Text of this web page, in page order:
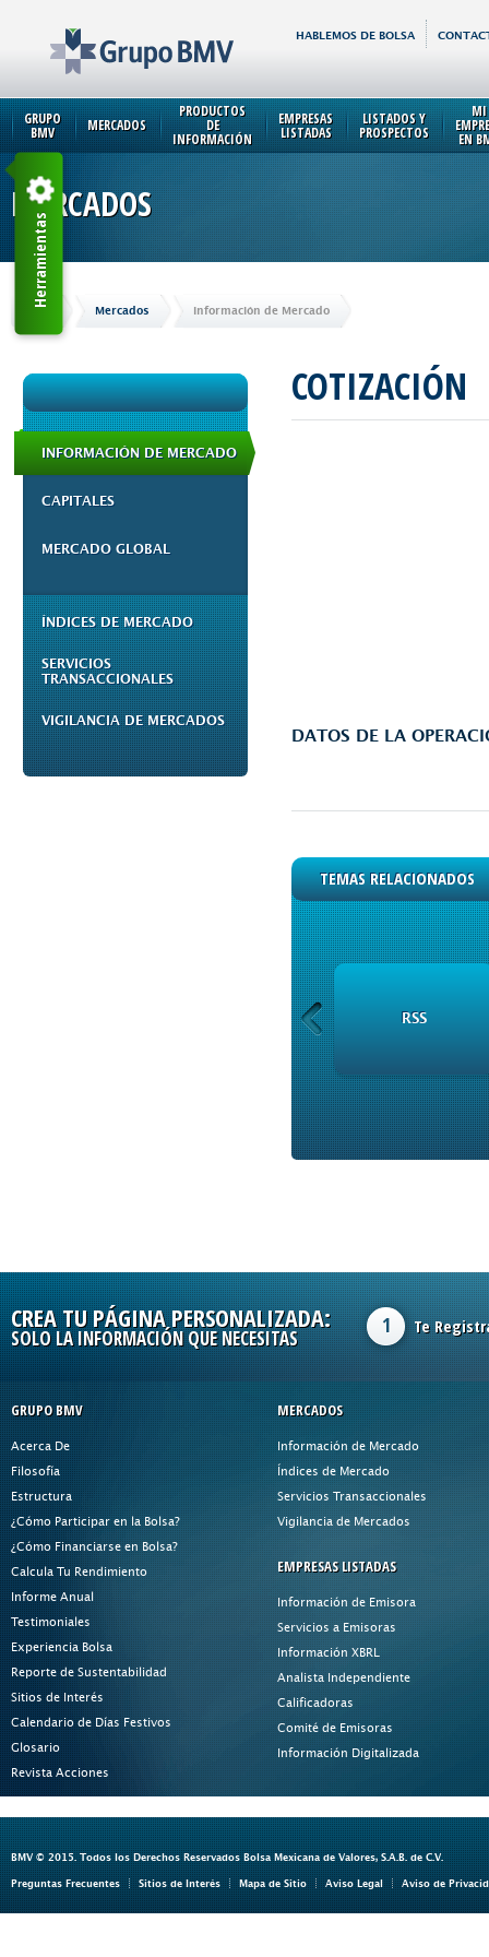
HABLEMOS DE BOLSA
GRUPO
BMV MERCADOS
PRODUCTOS
DE
INFORMACIÓN
EMPRESAS
LISTADAS
LISTADOS Y
PROSPECTOS
MI
EN
MERCADOS
Inicio Mercados Información de Mercado
INFORMACIÓN DE MERCADO
CAPITALES
MERCADO GLOBAL
ÍNDICES DE MERCADO
SERVICIOS
TRANSACCIONALES
VIGILANCIA DE MERCADOS
COTIZACIÓN
DATOS DE LA
TEMAS RELACIONADOS
INSTRUMENTOS RSS
CREA TU PÁGINA PERSONALIZADA:
SOLO LA INFORMACIÓN QUE NECESITAS
1 Te
GRUPO BMV
Acerca De
Filosofía
Estructura
¿Cómo Participar en la Bolsa?
¿Cómo Financiarse en Bolsa?
Calcula Tu Rendimiento
Informe Anual
Testimoniales
Experiencia Bolsa
Reporte de Sustentabilidad
Sitios de Interés
Calendario de Días Festivos
Glosario
Revista Acciones
MERCADOS
Información de Mercado
Índices de Mercado
Servicios Transaccionales
Vigilancia de Mercados
EMPRESAS LISTADAS
Información de Emisora
Servicios a Emisoras
Información XBRL
Analista Independiente
Calificadoras
Comité de Emisoras
Información Digitalizada
BMV © 2015. Todos los Derechos Reservados Bolsa Mexicana de Valores, S.A.B. de C.V.
Preguntas Frecuentes Sitios de Interés Mapa de Sitio Aviso Legal Aviso de
Herramientas